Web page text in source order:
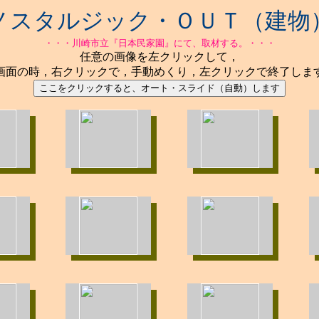
スタルジック・ＯＵＴ（建物
・・・川崎市立『日本民家園』にて、取材する。・・・
任意の画像を左クリックして，
面の時，右クリックで，手動めくり，左クリックで終了しま